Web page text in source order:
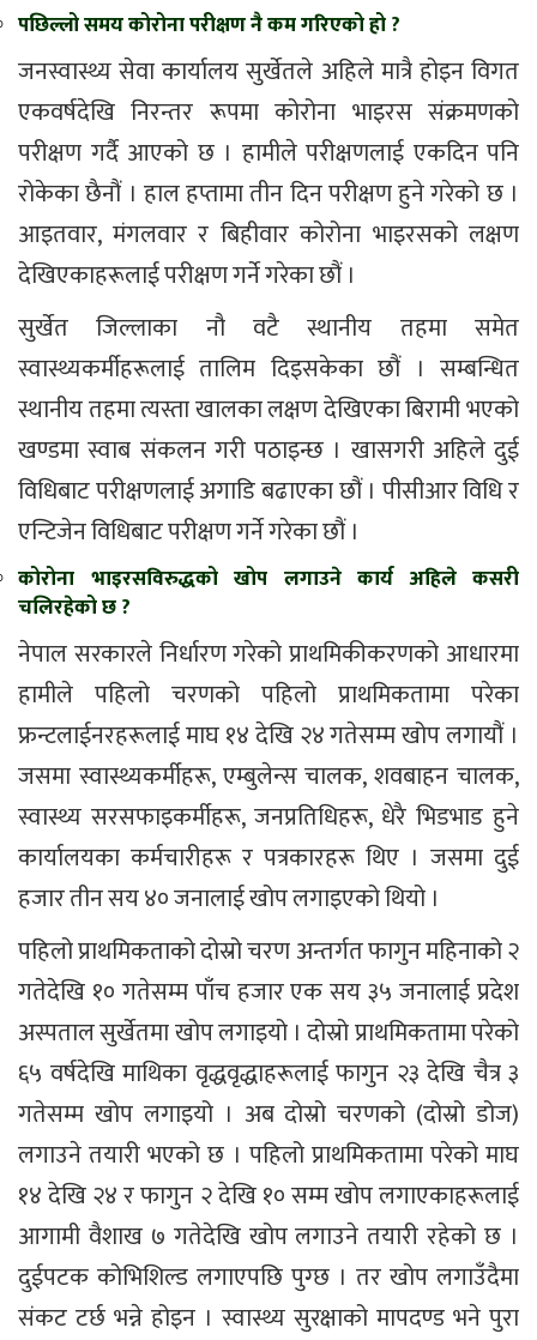
पछिल्लो समय कोरोना परीक्षण नै कम गरिएको हो ?
जनस्वास्थ्य सेवा कार्यालय सुर्खेतले अहिले मात्रै होइन विगत
एकवर्षदेखि निरन्तर रूपमा कोरोना भाइरस संक्रमणको
परीक्षण गर्दै आएको छ । हामीले परीक्षणलाई एकदिन पनि
रोकेका छैनौं । हाल हप्तामा तीन दिन परीक्षण हुने गरेको छ ।
आइतवार, मंगलवार र बिहीवार कोरोना भाइरसको लक्षण
देखिएकाहरूलाई परीक्षण गर्ने गरेका छौं ।
सुर्खेत जिल्लाका नौ वटै स्थानीय तहमा समेत
स्वास्थ्यकर्मीहरूलाई तालिम दिइसकेका छौं । सम्बन्धित
स्थानीय तहमा त्यस्ता खालका लक्षण देखिएका बिरामी भएको
खण्डमा स्वाब संकलन गरी पठाइन्छ । खासगरी अहिले दुई
विधिबाट परीक्षणलाई अगाडि बढाएका छौं । पीसीआर विधि र
एन्टिजेन विधिबाट परीक्षण गर्ने गरेका छौं ।
कोरोना भाइरसविरुद्धको खोप लगाउने कार्य अहिले कसरी
चलिरहेको छ ?
नेपाल सरकारले निर्धारण गरेको प्राथमिकीकरणको आधारमा
हामीले पहिलो चरणको पहिलो प्राथमिकतामा परेका
फ्रन्टलाईनरहरूलाई माघ १४ देखि २४ गतेसम्म खोप लगायौं ।
जसमा स्वास्थ्यकर्मीहरू, एम्बुलेन्स चालक, शवबाहन चालक,
स्वास्थ्य सरसफाइकर्मीहरू, जनप्रतिधिहरू, धेरै भिडभाड हुने
कार्यालयका कर्मचारीहरू र पत्रकारहरू थिए । जसमा दुई
हजार तीन सय ४० जनालाई खोप लगाइएको थियो ।
पहिलो प्राथमिकताको दोस्रो चरण अन्तर्गत फागुन महिनाको २
गतेदेखि १० गतेसम्म पाँच हजार एक सय ३५ जनालाई प्रदेश
अस्पताल सुर्खेतमा खोप लगाइयो । दोस्रो प्राथमिकतामा परेको
६५ वर्षदेखि माथिका वृद्धवृद्धाहरूलाई फागुन २३ देखि चैत्र ३
गतेसम्म खोप लगाइयो । अब दोस्रो चरणको (दोस्रो डोज)
लगाउने तयारी भएको छ । पहिलो प्राथमिकतामा परेको माघ
१४ देखि २४ र फागुन २ देखि १० सम्म खोप लगाएकाहरूलाई
आगामी वैशाख ७ गतेदेखि खोप लगाउने तयारी रहेको छ ।
दुईपटक कोभिशिल्ड लगाएपछि पुग्छ । तर खोप लगाउँदैमा
संकट टर्छ भन्ने होइन । स्वास्थ्य सुरक्षाको मापदण्ड भने पुरा